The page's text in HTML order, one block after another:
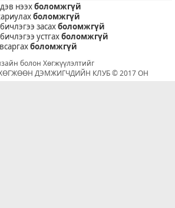
нээхболомжгүй
боломжгүй
засахболомжгүй
устгахболомжгүй
боломжгүй
болон Хөгжүүлэлтийг
ДЭМЖИГЧДИЙН КЛУБ © 2017 ОН